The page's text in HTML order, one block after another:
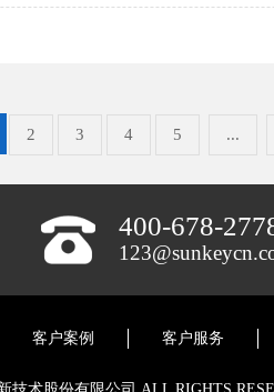
2 3 4 5 ...
400-678-
客户案例 客户服务